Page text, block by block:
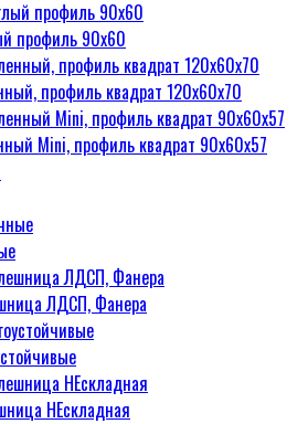
профиль 90х60
профиль квадрат 120х60х70
Mini, профиль квадрат 90х60х57
ЛДСП, Фанера
НЕскладная